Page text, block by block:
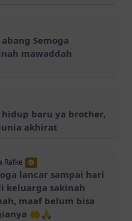
Semoga
mawaddah
baru ya brother,
akhirat
Rafke
lancar sampai hari
keluarga sakinah
maaf belum bisa
🤲🙏